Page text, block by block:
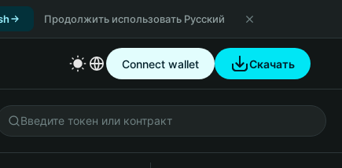
Продолжить использовать Русский
Connect wallet Скачать